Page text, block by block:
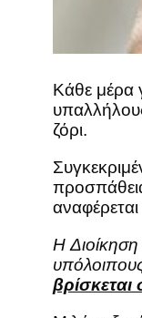
Κάθε μέρα
ζόρι.
H Διοίκηση